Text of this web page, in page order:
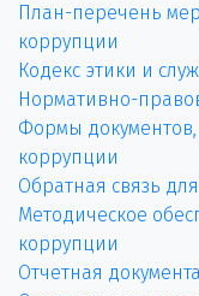
План-перечень
коррупции
Кодекс этики и
Нормативно-
Формы
коррупции
Обратная связь
Методическое
коррупции
Отчетная